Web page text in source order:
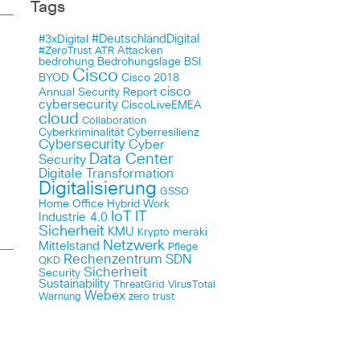
Tags
#3xDigital #DeutschlandDigital
#ZeroTrust ATR Attacken
bedrohung Bedrohungslage BSI
BYOD Cisco Cisco 2018
Annual Security Report cisco
cybersecurity CiscoLiveEMEA
cloud Collaboration
Cyberkriminalität Cyberresilienz
Cybersecurity Cyber
Security Data Center
Digitale Transformation
Digitalisierung GSSO
Home Office Hybrid Work
Industrie 4.0 IoT
Sicherheit KMU Krypto meraki
Mittelstand Netzwerk Pflege
QKD Rechenzentrum SDN
Security Sicherheit
Sustainability ThreatGrid VirusTotal
Warnung Webex zero trust